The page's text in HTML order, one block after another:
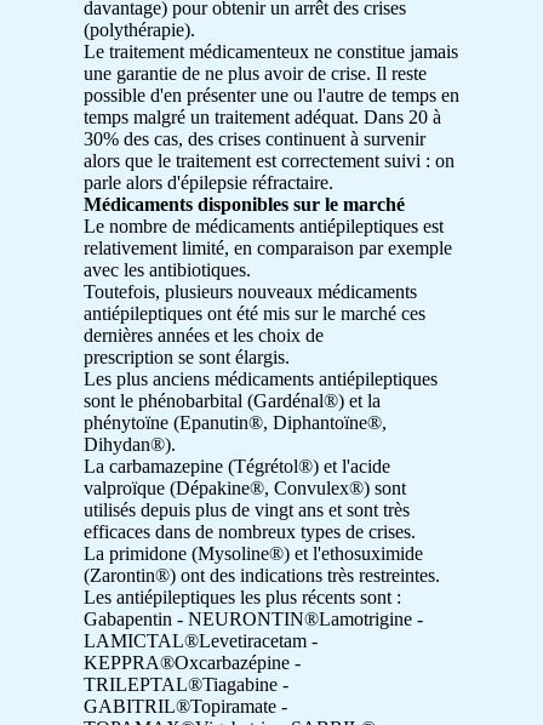
davantage) pour obtenir un arrêt des crises
(polythérapie).
Le traitement médicamenteux ne constitue jamais
une garantie de ne plus avoir de crise. Il reste
possible d'en présenter une ou l'autre de temps en
temps malgré un traitement adéquat. Dans 20 à
30% des cas, des crises continuent à survenir
alors que le traitement est correctement suivi : on
parle alors d'épilepsie réfractaire.
Médicaments disponibles sur le marché
Le nombre de médicaments antiépileptiques est
relativement limité, en comparaison par exemple
avec les antibiotiques.
Toutefois, plusieurs nouveaux médicaments
antiépileptiques ont été mis sur le marché ces
dernières années et les choix de
prescription se sont élargis.
Les plus anciens médicaments antiépileptiques
sont le phénobarbital (Gardénal®) et la
phénytoïne (Epanutin®, Diphantoïne®,
Dihydan®).
La carbamazepine (Tégrétol®) et l'acide
valproïque (Dépakine®, Convulex®) sont
utilisés depuis plus de vingt ans et sont très
efficaces dans de nombreux types de crises.
La primidone (Mysoline®) et l'ethosuximide
(Zarontin®) ont des indications très restreintes.
Les antiépileptiques les plus récents sont :
Gabapentin - NEURONTIN®Lamotrigine -
LAMICTAL®Levetiracetam -
KEPPRA®Oxcarbazépine -
TRILEPTAL®Tiagabine -
GABITRIL®Topiramate -